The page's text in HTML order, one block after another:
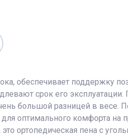
обеспечивает поддержку
срок его
большой разницей в весе.
оптимального комфорта
ортопедическая пена с